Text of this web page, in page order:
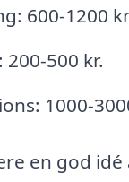
600-1200
200-500 kr.
1000-
en god